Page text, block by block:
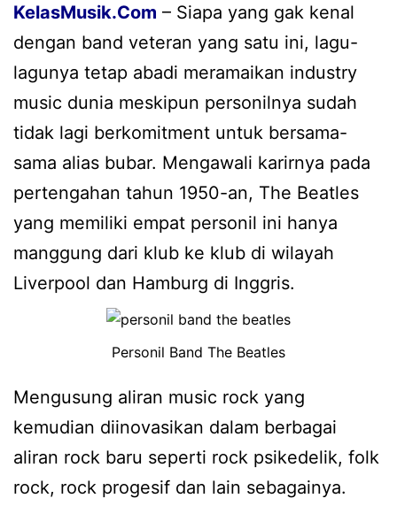
KelasMusik.Com – Siapa yang gak kenal
dengan band veteran yang satu ini, lagu-
lagunya tetap abadi meramaikan industry
music dunia meskipun personilnya sudah
tidak lagi berkomitment untuk bersama-
sama alias bubar. Mengawali karirnya pada
pertengahan tahun 1950-an, The Beatles
yang memiliki empat personil ini hanya
manggung dari klub ke klub di wilayah
Liverpool dan Hamburg di Inggris.
Personil Band The Beatles
Mengusung aliran music rock yang
kemudian diinovasikan dalam berbagai
aliran rock baru seperti rock psikedelik, folk
rock, rock progesif dan lain sebagainya.